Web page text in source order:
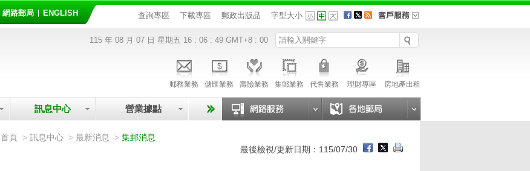
網路郵局 ENGLISH 查詢專區 下載專區 郵政出版品 字型大小
115 年 08 月 07 日 星期五 16 : 06 : 49 GMT+8 : 00
郵務業務 儲匯業務 壽險業務 集郵業務 代售業務 理財專區 房地產出租
訊息中心
營業據點
首頁 > 訊息中心 > 最新消息 > 集郵消息
最後檢視/更新日期：115/07/30